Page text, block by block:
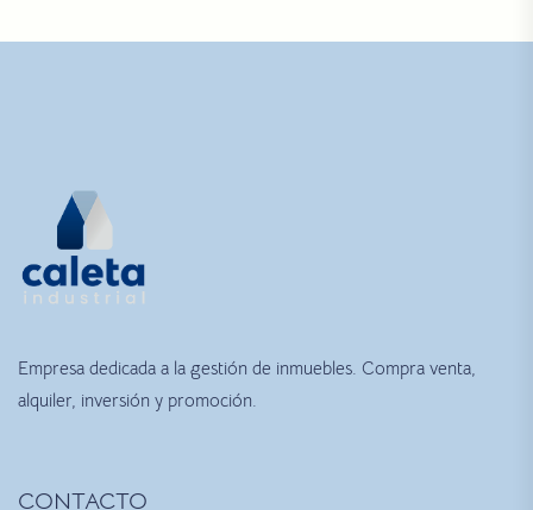
Empresa dedicada a la gestión de inmuebles. Compra venta,
alquiler, inversión y promoción.
CONTACTO